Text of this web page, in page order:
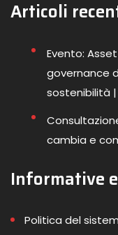
Articoli
Evento:
governance
sostenibilità
cambia e
Informative
Politica del